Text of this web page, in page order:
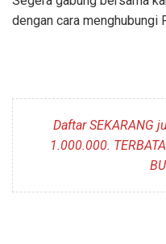
dengan cara menghubungi
Daftar SEKARANG
1.000.000.